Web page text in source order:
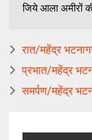
जिये आला अमीरों
रात/महेंद्र
प्रभात/महेंद्र
समर्पण/महेंद्र